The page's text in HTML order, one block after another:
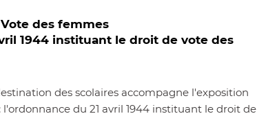
des femmes
1944 instituant le droit de vote des
des scolaires accompagne l'exposition
l'ordonnance du 21 avril 1944 instituant le droit de